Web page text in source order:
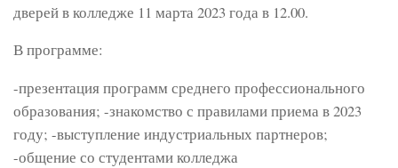
дверей в колледже 11 марта 2023 года в 12.00.
В программе:
-презентация программ среднего профессионального
образования; -знакомство с правилами приема в 2023
году; -выступление индустриальных партнеров;
-общение со студентами колледжа